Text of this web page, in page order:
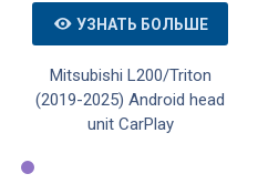
УЗНАТЬ БОЛЬШЕ
Mitsubishi L200/Triton
(2019-2025) Android head
unit CarPlay